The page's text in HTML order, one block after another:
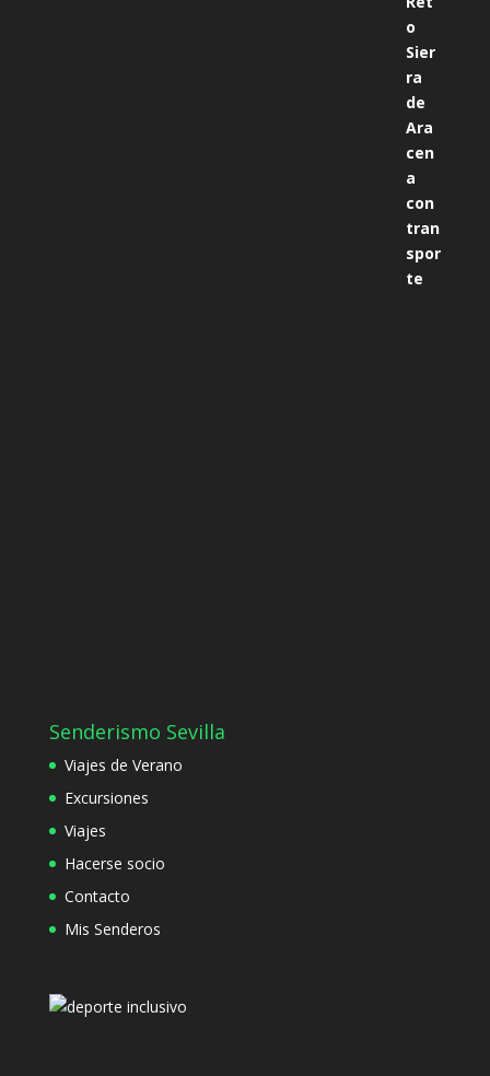
Senderismo Sevilla
Viajes de Verano
Excursiones
Viajes
Hacerse socio
Contacto
Mis Senderos